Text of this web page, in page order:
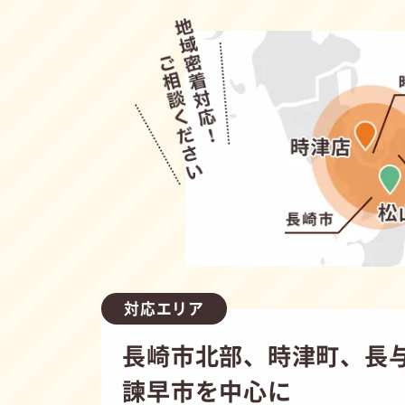
対応エリア
長崎市北部、時津町、長
諫早市を中心に